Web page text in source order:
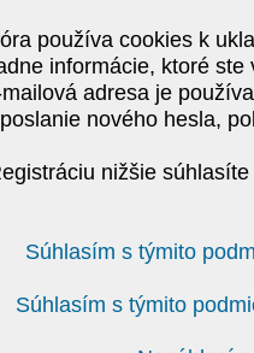
používa cookies k
informácie, ktoré
adresa je
nového hesla,
nižšie
Súhlasím s týmito
Súhlasím s týmito